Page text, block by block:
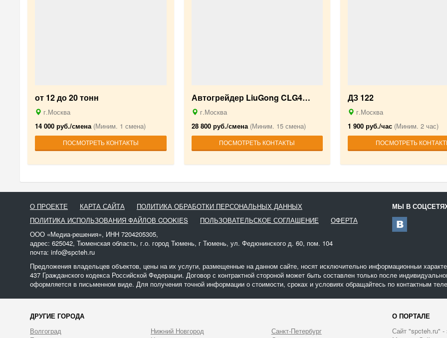
от 12 до 20 тонн
г.Москва
14 000 руб./смена (Миним. 1 смена)
ПОСМОТРЕТЬ КОНТАКТЫ
Автогрейдер LiuGong CLG4…
г.Москва
28 800 руб./смена(Миним. 15 смена)
ПОСМОТРЕТЬ КОНТАКТЫ
ДЗ 122
г.Москва
1 900 руб./час (Миним. 2 час)
ПОСМОТРЕТЬ
О ПРОЕКТЕ КАРТА САЙТА
ПОЛИТИКА ОБРАБОТКИ ПЕРСОНАЛЬНЫХ ДАННЫХ
ПОЛИТИКА ИСПОЛЬЗОВАНИЯ ФАЙЛОВ COOKIES
ПОЛЬЗОВАТЕЛЬСКОЕ СОГЛАШЕНИЕ
ОФЕРТА
ООО «Медиа-решения», ИНН 7204205305,
адрес: 625042, Тюменская область, г.о. город Тюмень, г Тюмень, ул. Федюнинского д. 60, пом. 104
почта: info@spcteh.ru
МЫ В
Предложения владельцев объектов, цены на их услуги, размещенные на данном сайте, носят исключительно информационныи
437 Гражданского кодекса Российской Федерации. Договор с контрактной стороной может быть составлен только после
оформляется в письменном виде. Для получения точной информации о стоимости, сроках и условиях обращайтесь по контактным
ДРУГИЕ ГОРОДА
Волгоград
Нижний Новгород
Санкт-Петербург
О ПОРТАЛЕ
Сайт "spcteh.ru" -